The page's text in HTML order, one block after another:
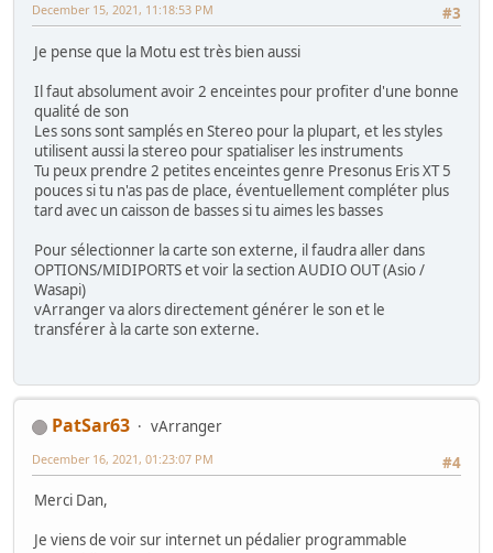
#3
December 15, 2021, 11:18:53 PM
Je pense que la Motu est très bien aussi
Il faut absolument avoir 2 enceintes pour profiter d'une bonne
qualité de son
Les sons sont samplés en Stereo pour la plupart, et les styles
utilisent aussi la stereo pour spatialiser les instruments
Tu peux prendre 2 petites enceintes genre Presonus Eris XT 5
pouces si tu n'as pas de place, éventuellement compléter plus
tard avec un caisson de basses si tu aimes les basses
Pour sélectionner la carte son externe, il faudra aller dans
OPTIONS/MIDIPORTS et voir la section AUDIO OUT (Asio /
Wasapi)
vArranger va alors directement générer le son et le
transférer à la carte son externe.
PatSar63
vArranger
#4
December 16, 2021, 01:23:07 PM
Merci Dan,
Je viens de voir sur internet un pédalier programmable